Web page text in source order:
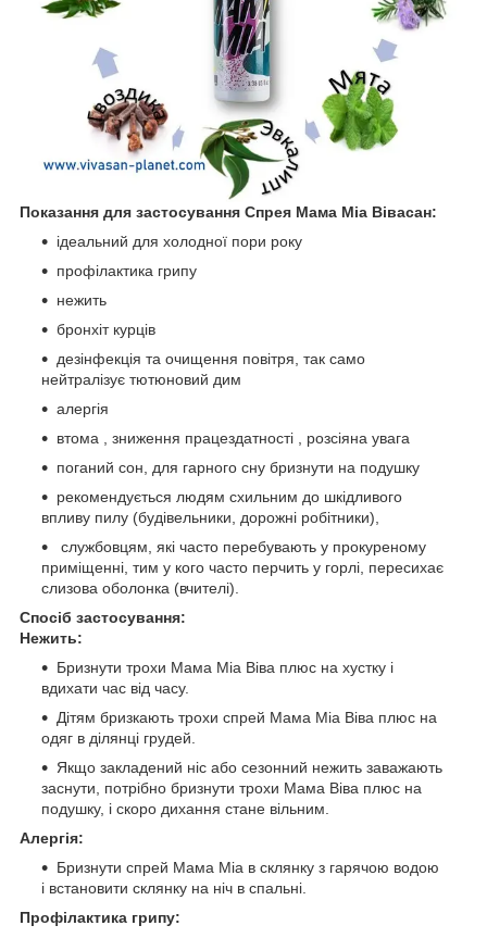
Показання для застосування Спрея Мама Міа Вівасан:
ідеальний для холодної пори року
профілактика грипу
нежить
бронхіт курців
дезінфекція та очищення повітря, так само
нейтралізує тютюновий дим
алергія
втома , зниження працездатності , розсіяна увага
поганий сон, для гарного сну бризнути на подушку
рекомендується людям схильним до шкідливого
впливу пилу (будівельники, дорожні робітники),
службовцям, які часто перебувають у прокуреному
приміщенні, тим у кого часто перчить у горлі, пересихає
слизова оболонка (вчителі).
Спосіб застосування:
Нежить:
Бризнути трохи Мама Міа Віва плюс на хустку і
вдихати час від часу.
Дітям бризкають трохи спрей Мама Міа Віва плюс на
одяг в ділянці грудей.
Якщо закладений ніс або сезонний нежить заважають
заснути, потрібно бризнути трохи Мама Віва плюс на
подушку, і скоро дихання стане вільним.
Алергія:
Бризнути спрей Мама Міа в склянку з гарячою водою
і встановити склянку на ніч в спальні.
Профілактика грипу: